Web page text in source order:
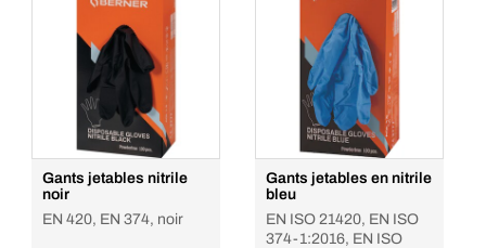
Gants jetables nitrile
noir
EN 420, EN 374, noir
Gants jetables en nitrile
bleu
EN ISO 21420, EN ISO
374-1:2016, EN ISO